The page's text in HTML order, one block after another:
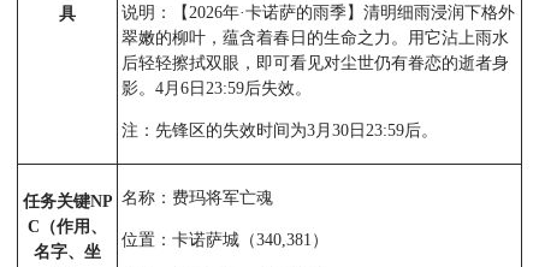
具
说明：【2026年·卡诺萨的雨季】清明细雨浸润下格外
翠嫩的柳叶，蕴含着春日的生命之力。用它沾上雨水
后轻轻擦拭双眼，即可看见对尘世仍有眷恋的逝者身
影。4月6日23:59后失效。
注：先锋区的失效时间为3月30日23:59后。
任务关键NP
C（作用、
名字、坐
名称：费玛将军亡魂
位置：卡诺萨城（340,381）